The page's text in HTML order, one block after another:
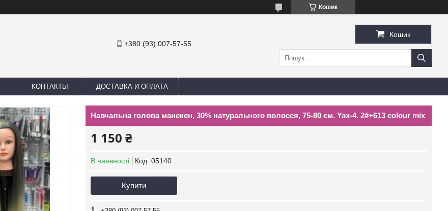
Кошик
+380 (93) 007-57-55
Кошик
КОНТАКТЫ ДОСТАВКА И ОПЛАТА
Навчальна голова манекен, 30% натурального волосся, 75-80 см. Yax-4. 2#+613 colour mix
1 150 ₴
В наявності Код: 05140
Купити